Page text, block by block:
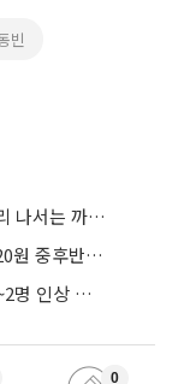
빈
'국책은행 3사' 직원들, 다음주 여의도 거리 나서는 까닭은
호르무즈발 유가 상승에 투심 난조⋯"1420원 중후반 등락"
우리금융硏 "8월 기준금리 동결 전망⋯1~2명 인상 소수의견 낼 것"
0